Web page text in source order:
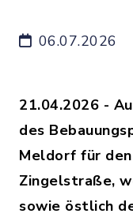
06.07.2026
21.04.2026 -
des
Meldorf für
Zingelstraße,
sowie östlich